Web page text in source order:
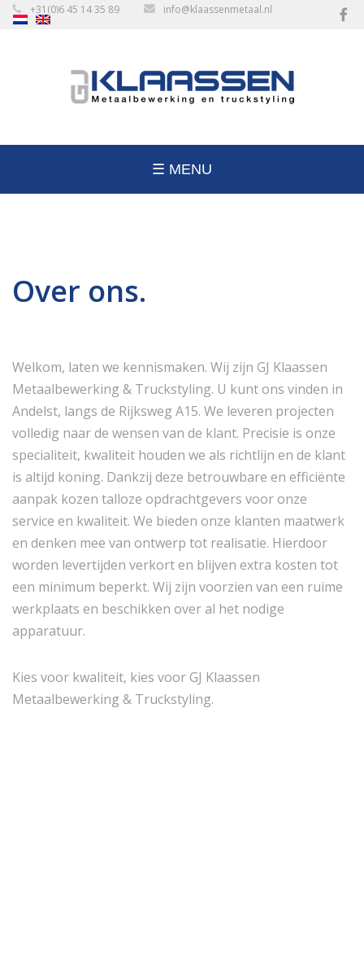
+31(0)6 45 14 35 89 info@klaassenmetaal.nl
☰ MENU
Over ons.
Welkom, laten we kennismaken. Wij zijn GJ Klaassen
Metaalbewerking & Truckstyling. U kunt ons vinden in
Andelst, langs de Rijksweg A15. We leveren projecten
volledig naar de wensen van de klant. Precisie is onze
specialiteit, kwaliteit houden we als richtlijn en de klant
is altijd koning. Dankzij deze betrouwbare en efficiënte
aanpak kozen talloze opdrachtgevers voor onze
service en kwaliteit. We bieden onze klanten maatwerk
en denken mee van ontwerp tot realisatie. Hierdoor
worden levertijden verkort en blijven extra kosten tot
een minimum beperkt. Wij zijn voorzien van een ruime
werkplaats en beschikken over al het nodige
apparatuur.
Kies voor kwaliteit, kies voor GJ Klaassen
Metaalbewerking & Truckstyling.